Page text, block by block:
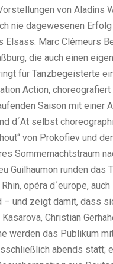
von Aladins
nie dagewesenen
Elsass. Marc Clémeurs
die auch einen
für Tanzbegeisterte
Action,
Saison mit einer
d´At selbst
von Prokofiev und
Sommernachtstraum
Guilhaumon runden das
opéra d´europe,
– und zeigt damit, dass
Christian
werden das Publikum
abends statt;